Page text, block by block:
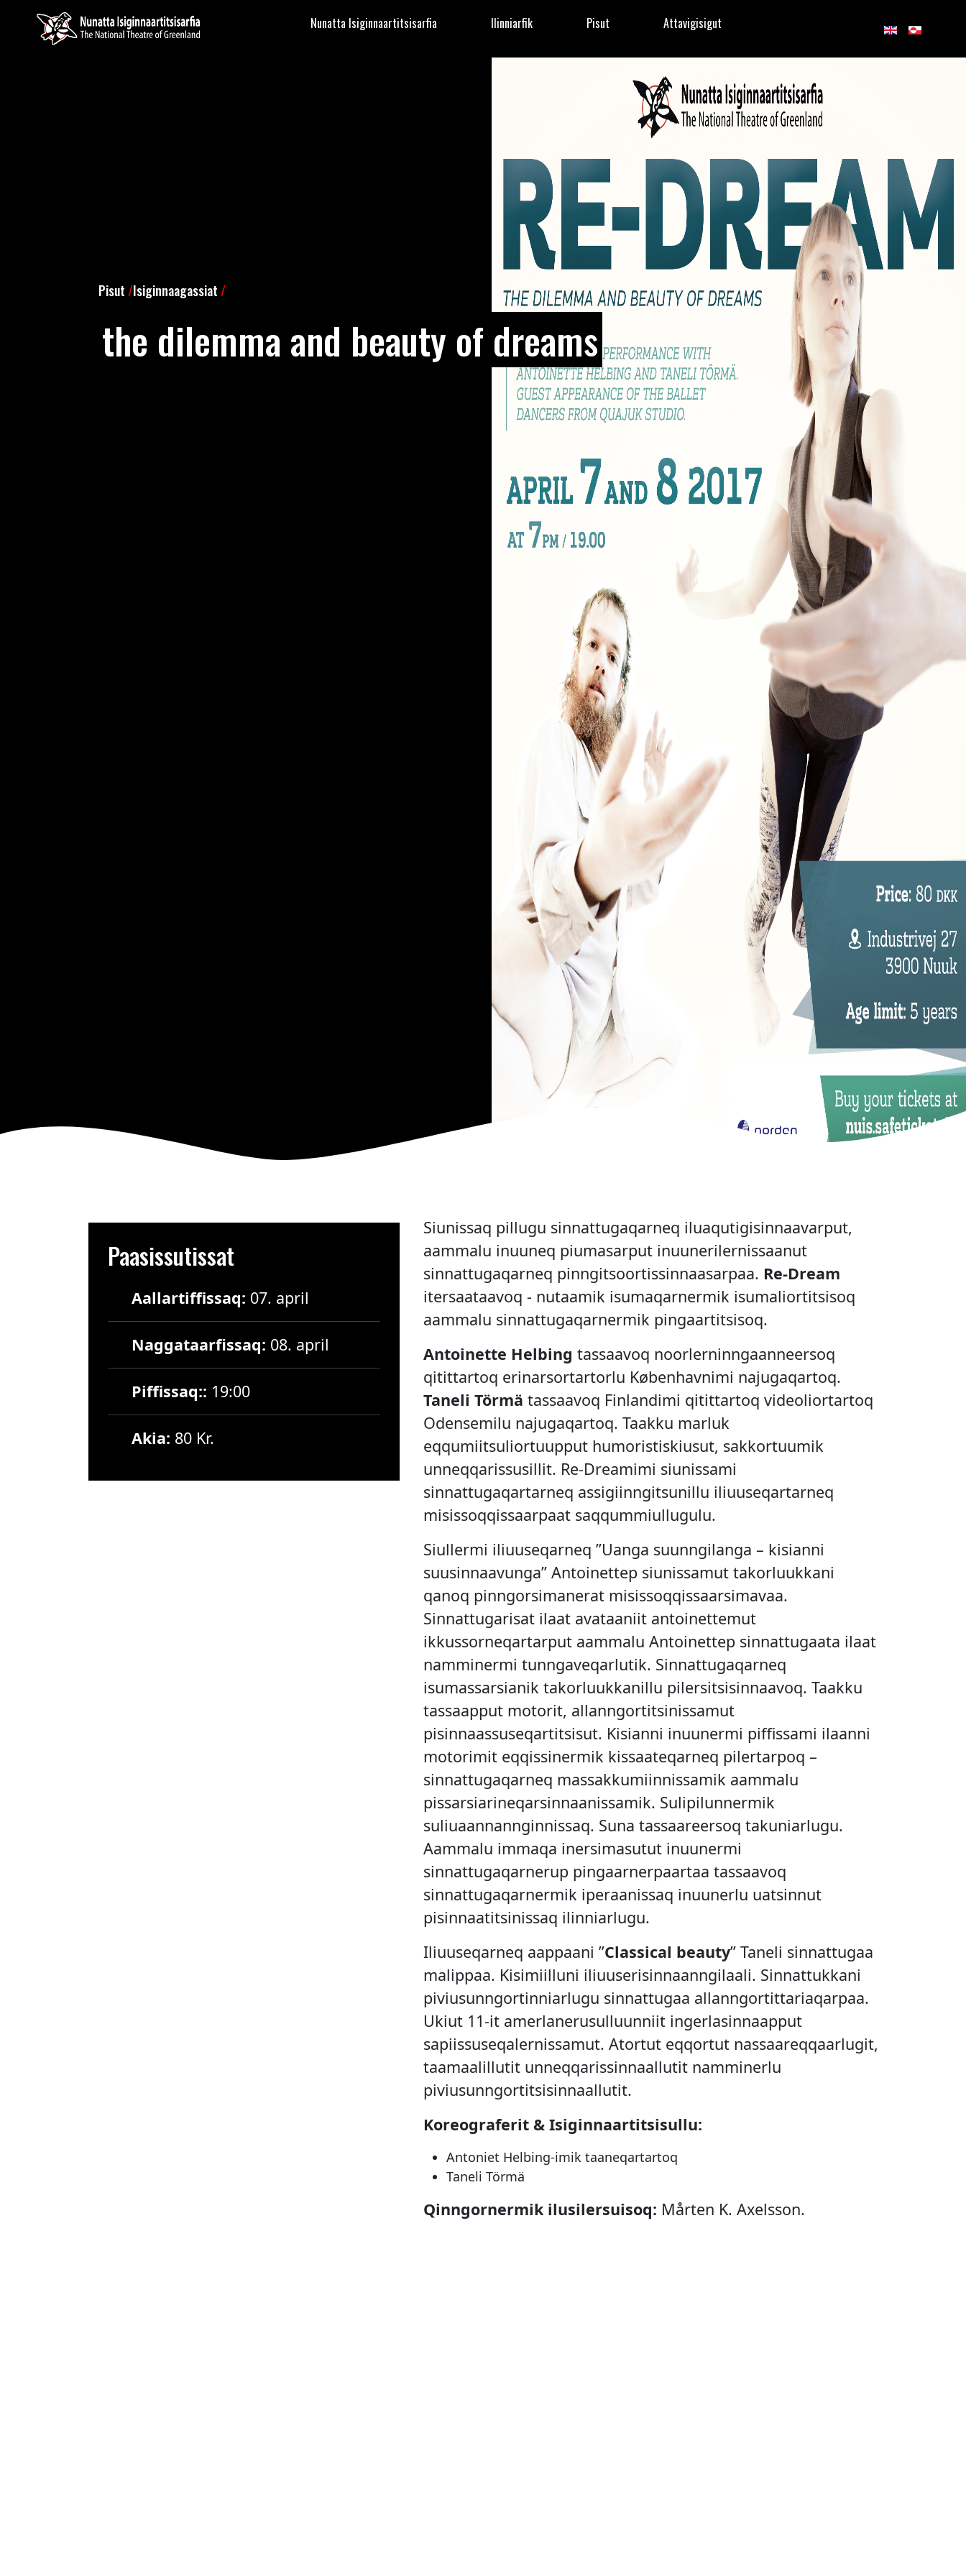
Nunatta Isiginnaartitsisarfia Ilinniarfik Pisut Attavigisigut
Pisut /Isiginnaagassiat /
the dilemma and beauty of dreams
Paasissutissat
Aallartiffissaq: 07. april
Naggataarfissaq: 08. april
Piffissaq:: 19:00
Akia: 80 Kr.
Siunissaq pillugu sinnattugaqarneq iluaqutigisinnaavarput,
aammalu inuuneq piumasarput inuunerilernissaanut
sinnattugaqarneq pinngitsoortissinnaasarpaa. Re-Dream
itersaataavoq - nutaamik isumaqarnermik isumaliortitsisoq
aammalu sinnattugaqarnermik pingaartitsisoq.
Antoinette Helbing tassaavoq noorlerninngaanneersoq
qitittartoq erinarsortartorlu Københavnimi najugaqartoq.
Taneli Törmä tassaavoq Finlandimi qitittartoq videoliortartoq
Odensemilu najugaqartoq. Taakku marluk
eqqumiitsuliortuupput humoristiskiusut, sakkortuumik
unneqqarissusillit. Re-Dreamimi siunissami
sinnattugaqartarneq assigiinngitsunillu iliuuseqartarneq
misissoqqissaarpaat saqqummiullugulu.
Siullermi iliuuseqarneq ”Uanga suunngilanga – kisianni
suusinnaavunga” Antoinettep siunissamut takorluukkani
qanoq pinngorsimanerat misissoqqissaarsimavaa.
Sinnattugarisat ilaat avataaniit antoinettemut
ikkussorneqartarput aammalu Antoinettep sinnattugaata ilaat
namminermi tunngaveqarlutik. Sinnattugaqarneq
isumassarsianik takorluukkanillu pilersitsisinnaavoq. Taakku
tassaapput motorit, allanngortitsinissamut
pisinnaassuseqartitsisut. Kisianni inuunermi piffissami ilaanni
motorimit eqqissinermik kissaateqarneq pilertarpoq –
sinnattugaqarneq massakkumiinnissamik aammalu
pissarsiarineqarsinnaanissamik. Sulipilunnermik
suliuaannannginnissaq. Suna tassaareersoq takuniarlugu.
Aammalu immaqa inersimasutut inuunermi
sinnattugaqarnerup pingaarnerpaartaa tassaavoq
sinnattugaqarnermik iperaanissaq inuunerlu uatsinnut
pisinnaatitsinissaq ilinniarlugu.
Iliuuseqarneq aappaani ”Classical beauty” Taneli sinnattugaa
malippaa. Kisimiilluni iliuuserisinnaanngilaali. Sinnattukkani
piviusunngortinniarlugu sinnattugaa allanngortittariaqarpaa.
Ukiut 11-it amerlanerusulluunniit ingerlasinnaapput
sapiissuseqalernissamut. Atortut eqqortut nassaareqqaarlugit,
taamaalillutit unneqqarissinnaallutit namminerlu
piviusunngortitsisinnaallutit.
Koreograferit & Isiginnaartitsisullu:
Antoniet Helbing-imik taaneqartartoq
Taneli Törmä
Qinngornermik ilusilersuisoq: Mårten K. Axelsson.